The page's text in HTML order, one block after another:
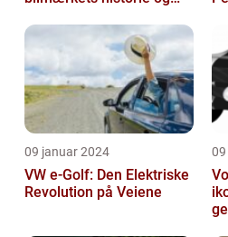
09 januar 2024
VW e-Golf: Den Elektriske
Revolution på Veiene